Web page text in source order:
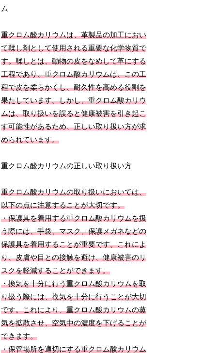
ム
重クロム酸カリウムは、革製品の加工におい
て鞣し剤として使用される重要な化学物質で
す。鞣しとは、動物の皮をなめして革にする
工程であり、重クロム酸カリウムは、この工
程で皮を柔らかくし、耐久性を高める役割を
果たしています。しかし、重クロム酸カリウ
ムは、取り扱いを誤ると健康被害を引き起こ
す可能性があるため、正しい取り扱い方が求
められています。
重クロム酸カリウムの正しい取り扱い方
重クロム酸カリウムの取り扱いにおいては、
以下の点に注意することが大切です。
・保護具を着用する重クロム酸カリウムを扱
う際には、手袋、マスク、保護メガネなどの
保護具を着用することが重要です。これによ
り、皮膚や目との接触を避け、健康被害のリ
スクを軽減することができます。
・換気を十分に行う重クロム酸カリウムを取
り扱う際には、換気を十分に行うことが大切
です。これにより、重クロム酸カリウムの蒸
気を拡散させ、空気中の濃度を下げることが
できます。
・保管場所を適切にする重クロム酸カリウム